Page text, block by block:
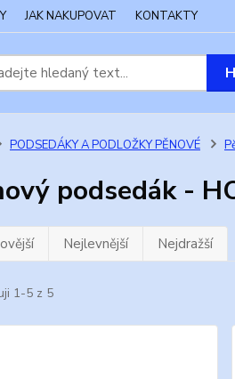
JAK NAKUPOVAT KONTAKTY
PODSEDÁKY A PODLOŽKY PĚNOVÉ
podsedák -
Nejlevnější Nejdražší
1-5 z 5